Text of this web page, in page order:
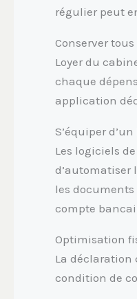
régulier peut
Conserver
Loyer du
chaque
application
S’équiper
Les logiciels
d’automatiser
les
compte
Optimisation
La déclaration
condition de